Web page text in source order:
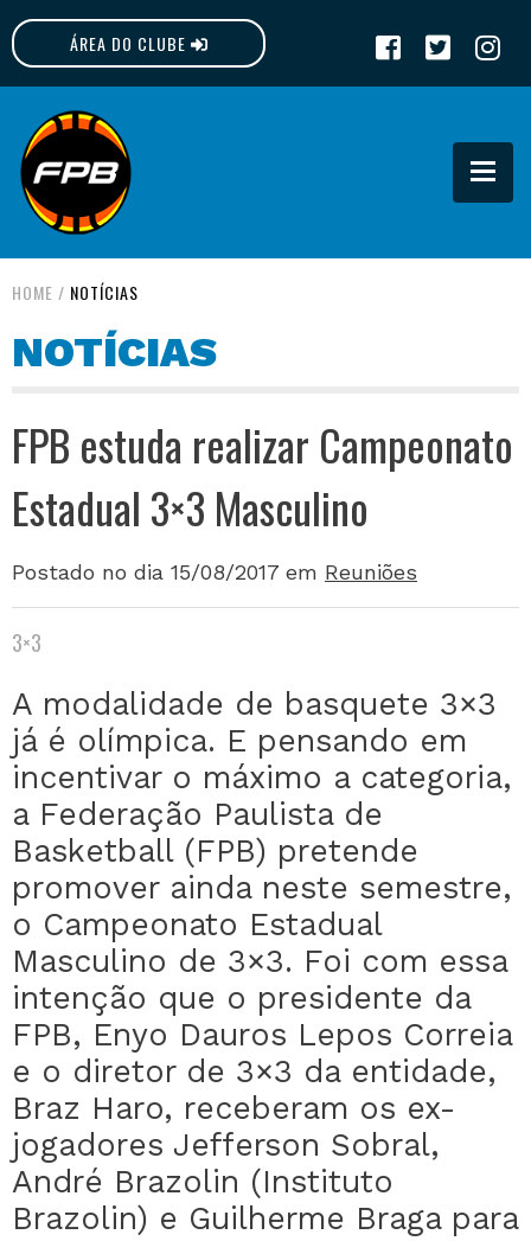
ÁREA DO CLUBE
FPB
HOME / NOTÍCIAS
NOTÍCIAS
FPB estuda realizar Campeonato
Estadual 3×3 Masculino
Postado no dia 15/08/2017 em Reuniões
3×3
A modalidade de basquete 3×3
já é olímpica. E pensando em
incentivar o máximo a categoria,
a Federação Paulista de
Basketball (FPB) pretende
promover ainda neste semestre,
o Campeonato Estadual
Masculino de 3×3. Foi com essa
intenção que o presidente da
FPB, Enyo Dauros Lepos Correia
e o diretor de 3×3 da entidade,
Braz Haro, receberam os ex-
jogadores Jefferson Sobral,
André Brazolin (Instituto
Brazolin) e Guilherme Braga para